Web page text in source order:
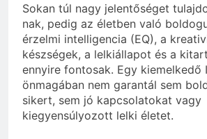
Sokan túl nagy jelentőséget
nak, pedig az életben való
érzelmi intelligencia (EQ), a
készségek, a lelkiállapot és a
ennyire fontosak. Egy kiemelkedő
önmagában nem garantál sem
sikert, sem jó kapcsolatokat vagy
kiegyensúlyozott lelki életet.